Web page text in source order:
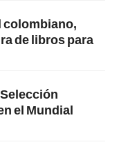
colombiano,
de libros para
el Mundial